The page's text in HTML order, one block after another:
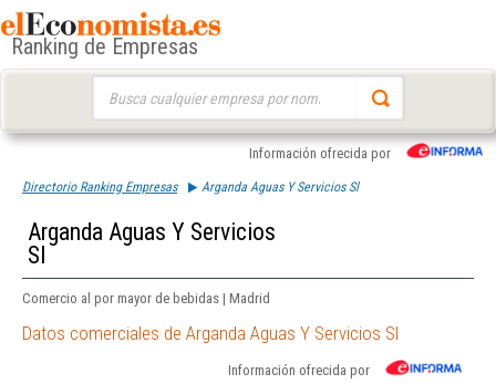
Ranking de Empresas
Información ofrecida por
Directorio Ranking Empresas Arganda Aguas Y Servicios Sl
Arganda Aguas Y Servicios
Sl
Comercio al por mayor de bebidas | Madrid
Datos comerciales de Arganda Aguas Y Servicios Sl
Información ofrecida por